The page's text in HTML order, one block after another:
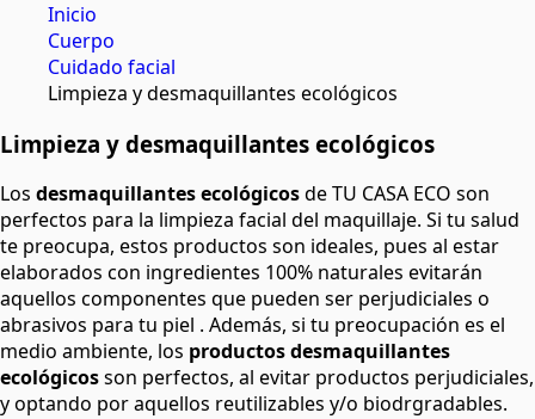
Inicio
Cuerpo
Cuidado facial
Limpieza y desmaquillantes ecológicos
Limpieza y desmaquillantes ecológicos
Los desmaquillantes ecológicosde TU CASA ECO son
perfectos para la limpieza facial del maquillaje. Si tu salud
te preocupa, estos productos son ideales, pues al estar
elaborados con ingredientes 100% naturales evitarán
aquellos componentes que pueden ser perjudiciales o
abrasivos para tu piel . Además, si tu preocupación es el
medio ambiente, los productos desmaquillantes
ecológicosson perfectos, al evitar productos perjudiciales,
y optando por aquellos reutilizables y/o biodrgradables.